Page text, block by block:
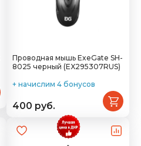
Проводная мышь ExeGate SH-
8025 черный (EX295307RUS)
+ начислим 4 бонусов
400 руб.